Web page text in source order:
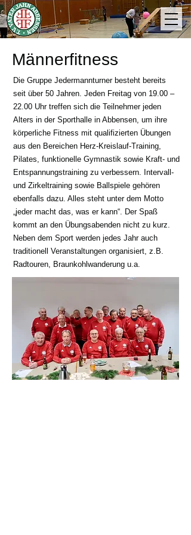
Männerfitness
Die Gruppe Jedermannturner besteht bereits
seit über 50 Jahren. Jeden Freitag von 19.00 –
22.00 Uhr treffen sich die Teilnehmer jeden
Alters in der Sporthalle in Abbensen, um ihre
körperliche Fitness mit qualifizierten Übungen
aus den Bereichen Herz-Kreislauf-Training,
Pilates, funktionelle Gymnastik sowie Kraft- und
Entspannungstraining zu verbessern. Intervall-
und Zirkeltraining sowie Ballspiele gehören
ebenfalls dazu. Alles steht unter dem Motto
„jeder macht das, was er kann“. Der Spaß
kommt an den Übungsabenden nicht zu kurz.
Neben dem Sport werden jedes Jahr auch
traditionell Veranstaltungen organisiert, z.B.
Radtouren, Braunkohlwanderung u.a.